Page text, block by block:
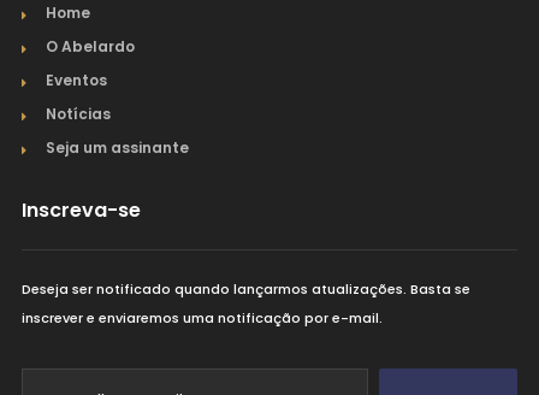
Home
O Abelardo
Eventos
Notícias
Seja um assinante
Inscreva-se
Deseja ser notificado quando lançarmos atualizações. Basta se
inscrever e enviaremos uma notificação por e-mail.